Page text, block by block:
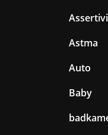
Astma
Auto
Baby